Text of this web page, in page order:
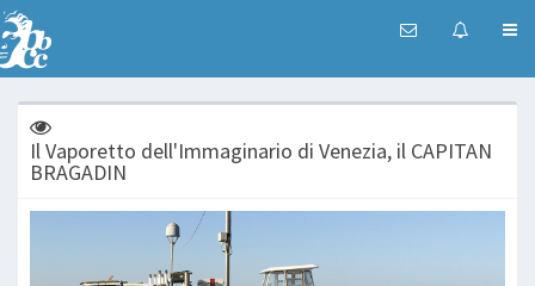
Il Vaporetto dell'Immaginario di Venezia, il CAPITAN
BRAGADIN